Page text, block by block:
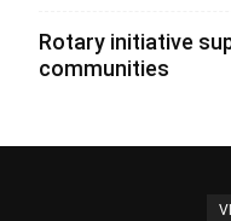
Rotary initiative
communities